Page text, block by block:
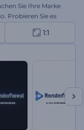
Sie Ihre Marke
Probieren Sie es
1:1